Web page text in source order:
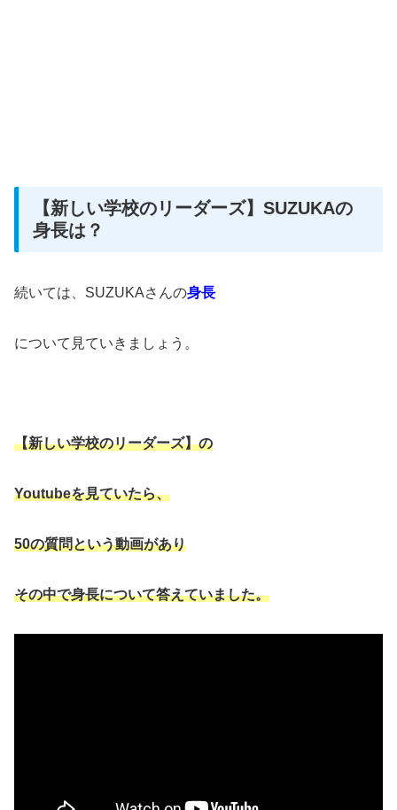
【新しい学校のリーダーズ】SUZUKAの
身長は？
続いては、SUZUKAさんの身長
について見ていきましょう。
【新しい学校のリーダーズ】の
Youtubeを見ていたら、
50の質問という動画があり
その中で身長について答えていました。